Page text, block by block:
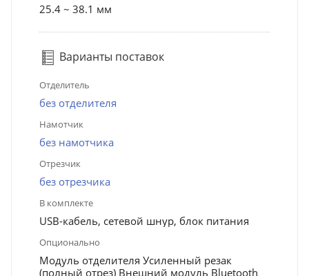
25.4 ~ 38.1 мм
Варианты поставок
Отделитель
без отделителя
Намотчик
без намотчика
Отрезчик
без отрезчика
В комплекте
USB-кабель, сетевой шнур, блок питания
Опционально
Модуль отделителя Усиленный резак
(полный отрез) Внешний модуль Bluetooth